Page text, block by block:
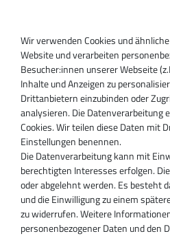
SUPPORT
Inhaber:
Magnos Turbosystems GmbH
Miraustraße 27-29
D-13509 Berlin
+49 30 340 606 740
+49 30 340 606 740
+49 30 340 606 745
info@turboservice24.de
Aktuelle Öffnungszeiten
Mo-Fr: 08:00 Uhr - 18:00 Uhr
Wir verwenden Cookies und
Website und verarbeiten
Besucher:innen unserer Webseite
Inhalte und Anzeigen zu
Drittanbietern einzubinden oder
analysieren. Die Datenverarbeitung
Cookies. Wir teilen diese Daten mit
Einstellungen benennen.
Die Datenverarbeitung kann mit
berechtigten Interesses erfolgen.
oder abgelehnt werden. Es besteht
und die Einwilligung zu einem
zu widerrufen. Weitere
personenbezogener Daten und den